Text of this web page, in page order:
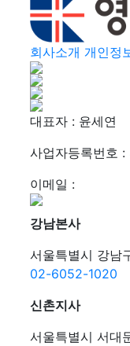
회사소개 개인정
대표자 : 윤세연
사업자등록번호
이메일 :
강남본사
서울특별시 강남
02-6052-1020
신촌지사
서울특별시 서대